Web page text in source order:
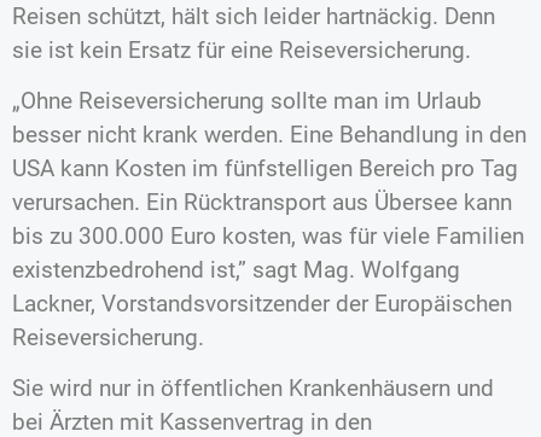
Reisen schützt, hält sich leider hartnäckig. Denn
sie ist kein Ersatz für eine Reiseversicherung.
„Ohne Reiseversicherung sollte man im Urlaub
besser nicht krank werden. Eine Behandlung in den
USA kann Kosten im fünfstelligen Bereich pro Tag
verursachen. Ein Rücktransport aus Übersee kann
bis zu 300.000 Euro kosten, was für viele Familien
existenzbedrohend ist,” sagt Mag. Wolfgang
Lackner, Vorstandsvorsitzender der Europäischen
Reiseversicherung.
Sie wird nur in öffentlichen Krankenhäusern und
bei Ärzten mit Kassenvertrag in den